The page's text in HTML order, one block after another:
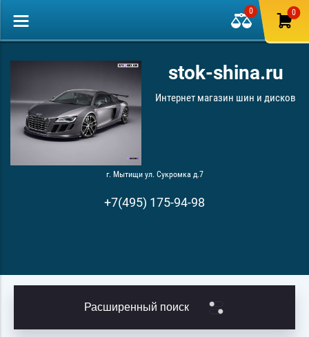
0
0
stok-shina.ru
Интернет магазин шин и дисков
г. Мытищи ул. Сукромка д.7
+7(495) 175-94-98
Расширенный поиск